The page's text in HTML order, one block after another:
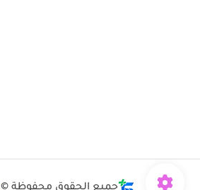
جميع الحقوق محفوظة ©